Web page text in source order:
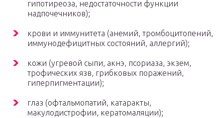
гипотиреоза, недостаточности функции
надпочечников);
крови и иммунитета (анемий, тромбоцитопений,
иммунодефицитных состояний, аллергий);
кожи (угревой сыпи, акнэ, псориаза, экзем,
трофических язв, грибковых поражений,
гиперпигментации);
глаз (офтальмопатий, катаракты,
макулодистрофии, кератомаляции);